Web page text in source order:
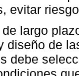
evitar
largo
diseño de
debe